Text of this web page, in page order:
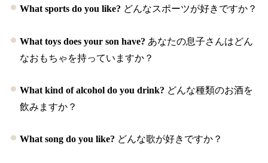
What sports do you like? どんなスポーツが好きですか？
What toys does your son have? あなたの息子さんはどん
なおもちゃを持っていますか？
What kind of alcohol do you drink? どんな種類のお酒を
飲みますか？
What song do you like? どんな歌が好きですか？